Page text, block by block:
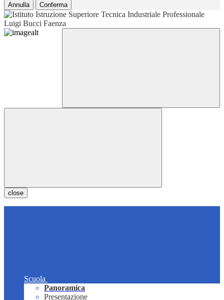
Annulla Conferma
close
Scuola
Panoramica
Presentazione